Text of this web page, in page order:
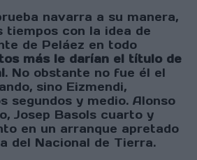
navarra a su manera,
tiempos con la idea de
de Peláez en todo
más le darían el título de
. No obstante no fue él el
sino Eizmendi,
segundos y medio. Alonso
Josep Basols cuarto y
en un arranque apretado
del Nacional de Tierra.